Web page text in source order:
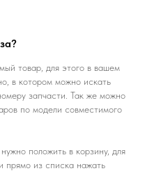
товар, для этого в вашем
в котором можно искать
запчасти. Так же можно
по модели совместимого
положить в корзину, для
прямо из списка нажать